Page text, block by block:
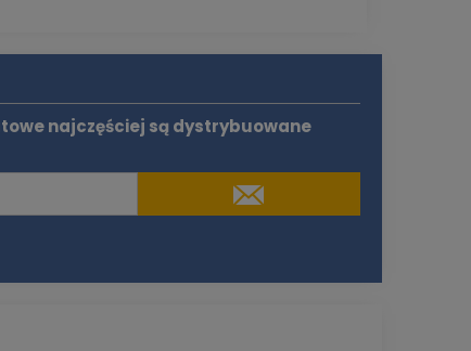
najczęściej są dystrybuowane